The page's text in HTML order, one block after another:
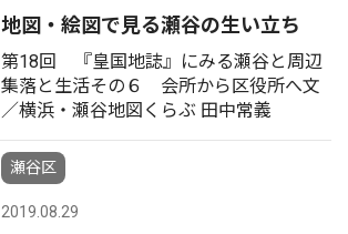
地図・絵図で見る瀬谷の生い立ち
第18回 『皇国地誌』にみる瀬谷と周辺
集落と生活その６ 会所から区役所へ文
／横浜・瀬谷地図くらぶ 田中常義
瀬谷区
2019.08.29